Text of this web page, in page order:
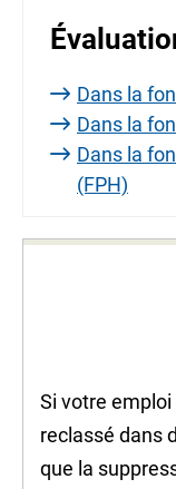
Dans la
Dans la
Dans la
(FPH)
Si votre
reclassé dans
que la